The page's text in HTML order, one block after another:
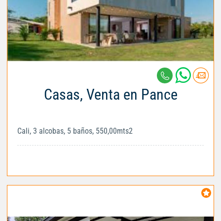
Casas, Venta en Pance
Cali, 3 alcobas, 5 baños, 550,00mts2